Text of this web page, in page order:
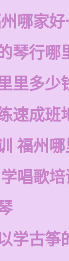
哪家
琴行哪
里多少
速成班
福州
唱歌培
学古筝